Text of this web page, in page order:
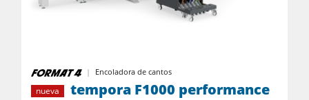
Encoladora de cantos
nueva
tempora F1000 performance